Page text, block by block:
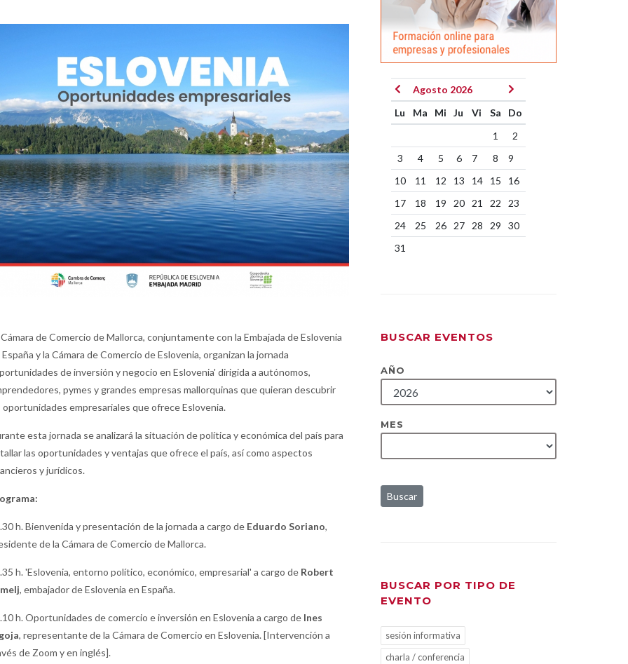
de Comercio de Mallorca, conjuntamente con la Embajada de Eslovenia
y la Cámara de Comercio de Eslovenia, organizan la jornada
de inversión y negocio en Eslovenia' dirigida a autónomos,
pymes y grandes empresas mallorquinas que quieran descubrir
oportunidades empresariales que ofrece Eslovenia.
esta jornada se analizará la situación de política y económica del país para
las oportunidades y ventajas que ofrece el país, así como aspectos
y jurídicos.
h. Bienvenida y presentación de la jornada a cargo de Eduardo Soriano,
de la Cámara de Comercio de Mallorca.
h. 'Eslovenia, entorno político, económico, empresarial' a cargo de Robert
, embajador de Eslovenia en España.
h. Oportunidades de comercio e inversión en Eslovenia a cargo de Ines
, representante de la Cámara de Comercio en Eslovenia. [Intervención a
de Zoom y en inglés].
Agosto 2026
Lu
Ma Mi Ju Vi Sa
Do
1
2
3
4 5 6 7 8
9
10
11 12 13 14 15
16
17
18 19 20 21 22
23
24
25 26 27 28 29
30
31
BUSCAR EVENTOS
AÑO
MES
Buscar
BUSCAR POR TIPO DE
EVENTO
sesión informativa
charla / conferencia